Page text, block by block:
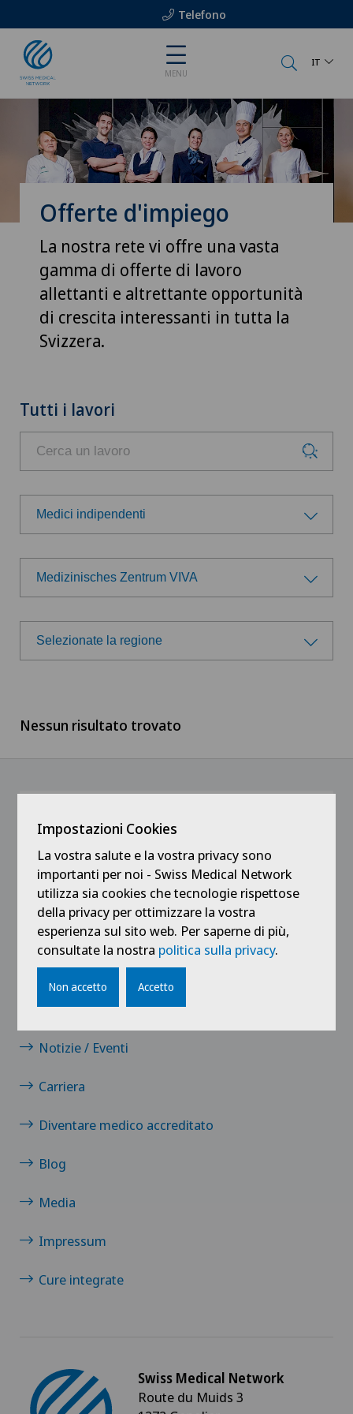
Telefono
MENU
IT
Offerte d'impiego
La nostra rete vi offre una vasta
gamma di offerte di lavoro
allettanti e altrettante opportunità
di crescita interessanti in tutta la
Svizzera.
Tutti i lavori
Medici indipendenti
Gruppo professionale
Amministrazione
Direzione
Medicale
Servizio pazienti
Tirocinanti e apprendisti
Medizinisches Zentrum VIVA
Scegli un ospedale
Swiss Medical Network
Ärztezentrum Siloah Murten
Ärztezentrum Solothurn
Centre Médico-Chirurgical des Eaux-Vives
Centro Medico Blenio
Clinica Sant Anna
Clinique de Genolier
Clinique de Montchoisi
Clinique de Valère
Genolier Innovation Hub SA
Selezionate la regione
Svizzera francese
Nessun risultato trovato
Contatto
Notizie / Eventi
Carriera
Diventare medico accreditato
Blog
Media
Impressum
Cure integrate
Swiss Medical Network
Route du Muids 3
Impostazioni Cookies
La vostra salute e la vostra privacy sono
importanti per noi - Swiss Medical Network
utilizza sia cookies che tecnologie rispettose
della privacy per ottimizzare la vostra
esperienza sul sito web. Per saperne di più,
consultate la nostra politica sulla privacy.
Non accetto Accetto